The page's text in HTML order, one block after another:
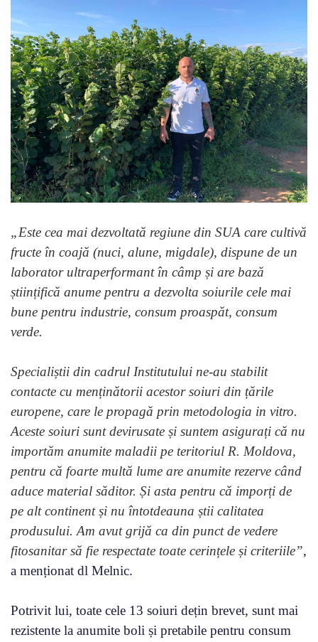
„Este cea mai dezvoltată regiune din SUA care cultivă
fructe în coajă (nuci, alune, migdale), dispune de un
laborator ultraperformant în câmp și are bază
științifică anume pentru a dezvolta soiurile cele mai
bune pentru industrie, consum proaspăt, consum
verde.
Specialiștii din cadrul Institutului ne-au stabilit
contacte cu menținătorii acestor soiuri din țările
europene, care le propagă prin metodologia in vitro.
Aceste soiuri sunt devirusate și suntem asigurați că nu
importăm anumite maladii pe teritoriul R. Moldova,
pentru că foarte multă lume are anumite rezerve când
aduce material săditor. Și asta pentru că imporți de
pe alt continent și nu întotdeauna știi calitatea
produsului. Am avut grijă ca din punct de vedere
fitosanitar să fie respectate toate cerințele și criteriile”,
a menționat dl Melnic.
Potrivit lui, toate cele 13 soiuri dețin brevet, sunt mai
rezistente la anumite boli și pretabile pentru consum